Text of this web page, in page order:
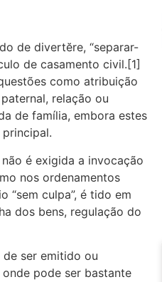
de divertĕre, “separar-
de casamento civil.[1]
como atribuição
relação ou
de família, embora estes
é exigida a invocação
nos ordenamentos
“sem culpa”, é tido em
dos bens, regulação do
ser emitido ou
pode ser bastante